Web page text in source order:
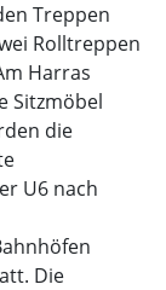
Treppen
Rolltreppen
Harras
Sitzmöbel
die
U6 nach
Die